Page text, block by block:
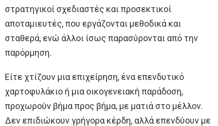
στρατηγικοί σχεδιαστές και προσεκτικοί
αποταμιευτές, που εργάζονται μεθοδικά και
σταθερά, ενώ άλλοι ίσως παρασύρονται από την
παρόρμηση.
Είτε χτίζουν μια επιχείρηση, ένα επενδυτικό
χαρτοφυλάκιο ή μια οικογενειακή παράδοση,
προχωρούν βήμα προς βήμα, με ματιά στο μέλλον.
Δεν επιδιώκουν γρήγορα κέρδη, αλλά επενδύουν με